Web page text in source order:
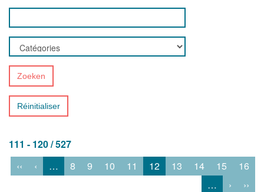
Zoeken
Réinitialiser
111 - 120 / 527
‹‹
‹ … 8 9 10 11 12 13 14 15
16
…
› ››